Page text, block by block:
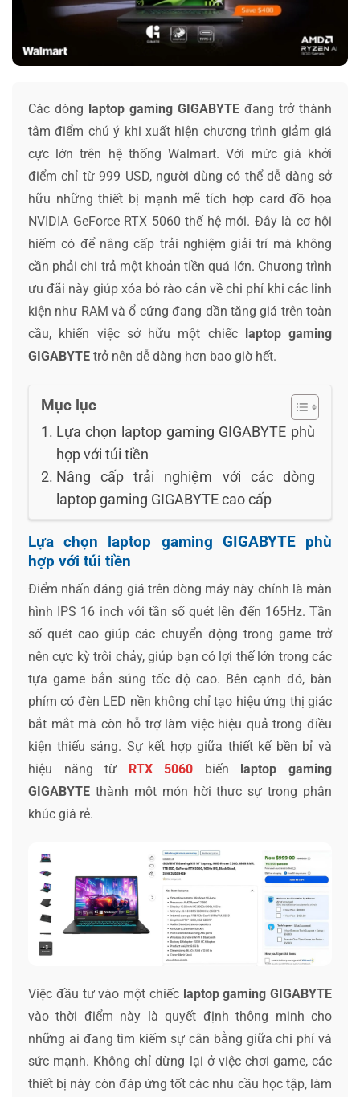
Các dòng laptop gaming GIGABYTE đang trở thành
tâm điểm chú ý khi xuất hiện chương trình giảm giá
cực lớn trên hệ thống Walmart. Với mức giá khởi
điểm chỉ từ 999 USD, người dùng có thể dễ dàng sở
hữu những thiết bị mạnh mẽ tích hợp card đồ họa
NVIDIA GeForce RTX 5060 thế hệ mới. Đây là cơ hội
hiếm có để nâng cấp trải nghiệm giải trí mà không
cần phải chi trả một khoản tiền quá lớn. Chương trình
ưu đãi này giúp xóa bỏ rào cản về chi phí khi các linh
kiện như RAM và ổ cứng đang dần tăng giá trên toàn
cầu, khiến việc sở hữu một chiếc laptop gaming
GIGABYTE trở nên dễ dàng hơn bao giờ hết.
Mục lục
Lựa chọn laptop gaming GIGABYTE phù
hợp với túi tiền
Nâng cấp trải nghiệm với các dòng
laptop gaming GIGABYTE cao cấp
Lựa chọn laptop gaming GIGABYTE phù
hợp với túi tiền
Điểm nhấn đáng giá trên dòng máy này chính là màn
hình IPS 16 inch với tần số quét lên đến 165Hz. Tần
số quét cao giúp các chuyển động trong game trở
nên cực kỳ trôi chảy, giúp bạn có lợi thế lớn trong các
tựa game bắn súng tốc độ cao. Bên cạnh đó, bàn
phím có đèn LED nền không chỉ tạo hiệu ứng thị giác
bắt mắt mà còn hỗ trợ làm việc hiệu quả trong điều
kiện thiếu sáng. Sự kết hợp giữa thiết kế bền bỉ và
hiệu năng từ
RTX 5060 biến
laptop gaming
GIGABYTE thành một món hời thực sự trong phân
khúc giá rẻ.
Việc đầu tư vào một chiếc laptop gaming GIGABYTE
vào thời điểm này là quyết định thông minh cho
những ai đang tìm kiếm sự cân bằng giữa chi phí và
sức mạnh. Không chỉ dừng lại ở việc chơi game, các
thiết bị này còn đáp ứng tốt các nhu cầu học tập, làm